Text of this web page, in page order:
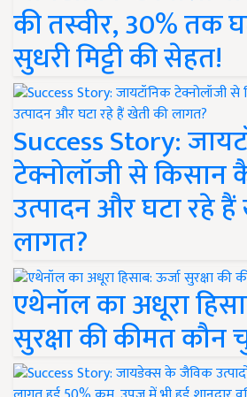
की तस्वीर, 30% तक
सुधरी मिट्टी की सेहत!
Success Story:
टेक्नोलॉजी से किसान
उत्पादन और घटा रहे
लागत?
एथेनॉल का अधूरा
सुरक्षा की कीमत कौन